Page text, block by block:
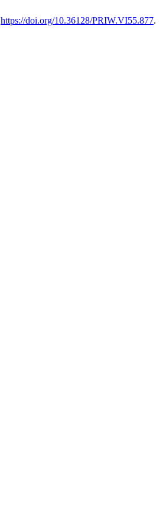
https://doi.org/10.36128/PRIW.VI55.877.